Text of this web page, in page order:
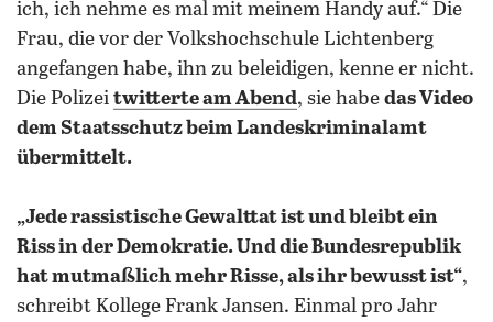
ich, ich nehme es mal mit meinem Handy auf.“ Die
Frau, die vor der Volkshochschule Lichtenberg
angefangen habe, ihn zu beleidigen, kenne er nicht.
Die Polizei twitterte am Abend, sie habe das Video
dem Staatsschutz beim Landeskriminalamt
übermittelt.
„Jede rassistische Gewalttat ist und bleibt ein
Riss in der Demokratie. Und die Bundesrepublik
hat mutmaßlich mehr Risse, als ihr bewusst ist“,
schreibt Kollege Frank Jansen. Einmal pro Jahr